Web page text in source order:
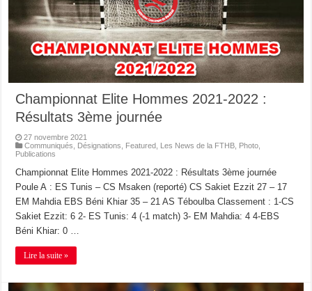
Championnat Elite Hommes 2021-2022 :
Résultats 3ème journée
27 novembre 2021
Communiqués
Désignations Featured Les News de la FTHB Photo
Publications
Championnat Elite Hommes 2021-2022 : Résultats 3ème journée
Poule A : ES Tunis – CS Msaken (reporté) CS Sakiet Ezzit 27 – 17
EM Mahdia EBS Béni Khiar 35 – 21 AS Téboulba Classement : 1-CS
Sakiet Ezzit: 6 2- ES Tunis: 4 (-1 match) 3- EM Mahdia: 4 4-EBS
Béni Khiar: 0 …
Lire la suite »